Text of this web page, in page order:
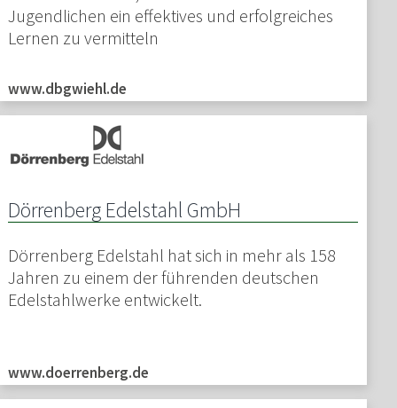
Jugendlichen ein effektives und erfolgreiches
Lernen zu vermitteln
www.dbgwiehl.de
Dörrenberg Edelstahl GmbH
Dörrenberg Edelstahl hat sich in mehr als 158
Jahren zu einem der führenden deutschen
Edelstahlwerke entwickelt.
www.doerrenberg.de